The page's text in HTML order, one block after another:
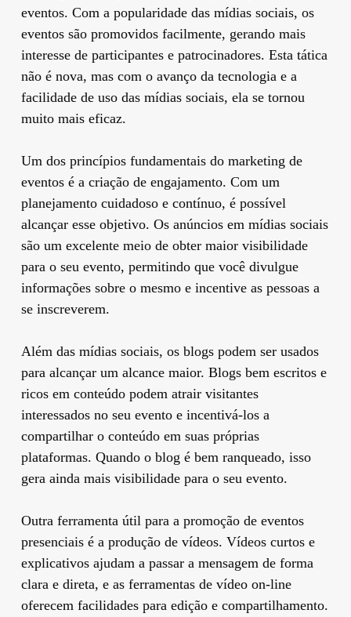
eventos. Com a popularidade das mídias sociais, os
eventos são promovidos facilmente, gerando mais
interesse de participantes e patrocinadores. Esta tática
não é nova, mas com o avanço da tecnologia e a
facilidade de uso das mídias sociais, ela se tornou
muito mais eficaz.
Um dos princípios fundamentais do marketing de
eventos é a criação de engajamento. Com um
planejamento cuidadoso e contínuo, é possível
alcançar esse objetivo. Os anúncios em mídias sociais
são um excelente meio de obter maior visibilidade
para o seu evento, permitindo que você divulgue
informações sobre o mesmo e incentive as pessoas a
se inscreverem.
Além das mídias sociais, os blogs podem ser usados
para alcançar um alcance maior. Blogs bem escritos e
ricos em conteúdo podem atrair visitantes
interessados no seu evento e incentivá-los a
compartilhar o conteúdo em suas próprias
plataformas. Quando o blog é bem ranqueado, isso
gera ainda mais visibilidade para o seu evento.
Outra ferramenta útil para a promoção de eventos
presenciais é a produção de vídeos. Vídeos curtos e
explicativos ajudam a passar a mensagem de forma
clara e direta, e as ferramentas de vídeo on-line
oferecem facilidades para edição e compartilhamento.